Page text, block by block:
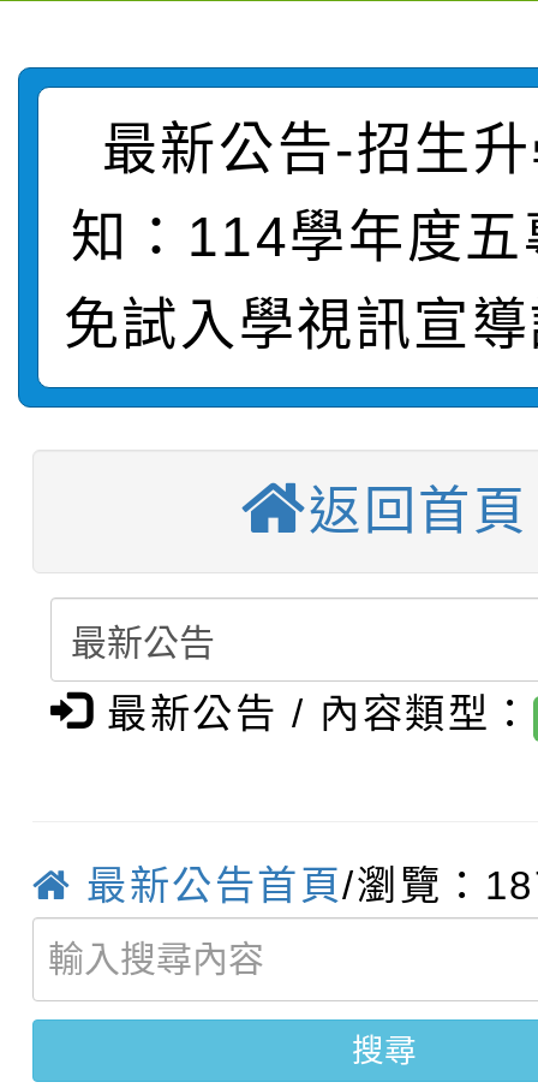
賽實施要點
比賽實施要點」
轉知：「115年金融知
動辦法」
轉知臺中市政府政風處
城市手牽手，綠能透明
畫影片一案
轉知：「115學年度全
劇比賽實施要點」及修
表
轉知：桃園市115年度
敬師藝文競賽』實施計
【甄選結果(第11招)】
學年度第1學期第7次代
【甄選結果(第3招)】
結果(第3招)
學年度第1學期第9次
結果(第4招)
【甄選結果(第12招)】
學年度第1學期第7次代
結果(第12招)
轉知：桃園市115學年
賽及師生本土語及新住
賽實施要點
轉知：「桃園市115學
比賽實施要點」
轉知：「115年金融知
城市手牽手，綠能透明
畫影片一案
轉知：「115學年度全
劇比賽實施要點」及修
表
轉知：桃園市115年度
敬師藝文競賽』實施計
【甄選結果(第11招)】
學年度第1學期第7次
【甄選結果(第3招)】
最新公告-招生
知：114學年度五
免試入學視訊宣
返回首頁
最新公告 / 內容類型：
最新公告首頁/瀏覽：
搜尋